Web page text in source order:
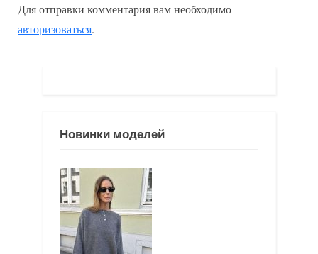
д
у
у
ю
а
ь
Для отправки комментария вам необходимо
авторизоваться.
Новинки моделей